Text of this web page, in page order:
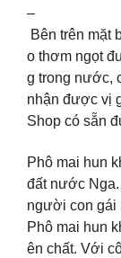
–
Bên trên mặt
o thơm ngọt
g trong nước,
nhận được vị
Shop có sẵn
Phô mai hun
đất nước Nga.
người con gái
Phô mai hun
ên chất. Với